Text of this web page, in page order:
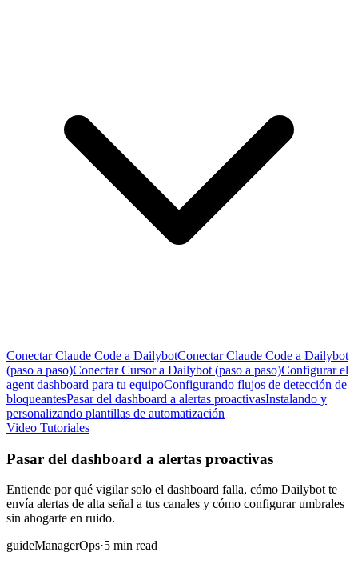
Conectar Claude Code a DailybotConectar Claude Code a Dailybot
(paso a paso)Conectar Cursor a Dailybot (paso a paso)Configurar el
agent dashboard para tu equipoConfigurando flujos de detección de
bloqueantesPasar del dashboard a alertas proactivasInstalando y
personalizando plantillas de automatización
Video Tutoriales
Pasar del dashboard a alertas proactivas
Entiende por qué vigilar solo el dashboard falla, cómo Dailybot te
envía alertas de alta señal a tus canales y cómo configurar umbrales
sin ahogarte en ruido.
guideManagerOps·5 min read